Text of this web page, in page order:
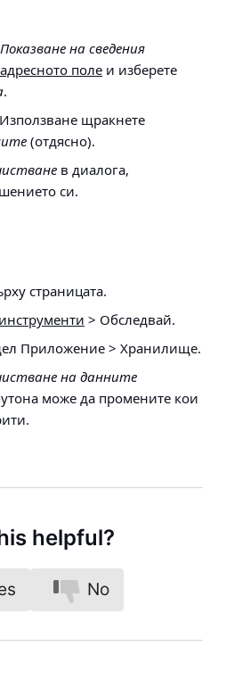
Показване на сведения
адресното поле и изберете
.
щракнете
(отдясно).
в диалога,
си.
страницата.
> Обследвай.
Приложение > Хранилище.
на данните
може да промените кои
helpful?
No